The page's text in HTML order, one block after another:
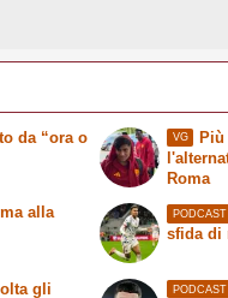
da “ora o
alla
VG
Più
Roma
PODCAST
sfida di
gli
PODCAST